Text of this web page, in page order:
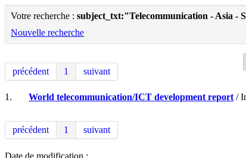
Votre recherche : subject_txt:"Telecommunication - Asia -
Nouvelle recherche
précédent 1 suivant
1. World telecommunication/ICT development report /
précédent 1 suivant
Date de modification :